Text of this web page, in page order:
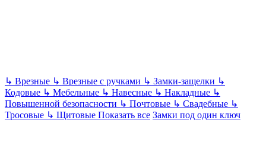
↳ Врезные ↳ Врезные с ручками ↳ Замки-защелки ↳
Кодовые ↳ Мебельные ↳ Навесные ↳ Накладные ↳
Повышенной безопасности ↳ Почтовые ↳ Свадебные ↳
Тросовые ↳ Щитовые Показать все Замки под один ключ